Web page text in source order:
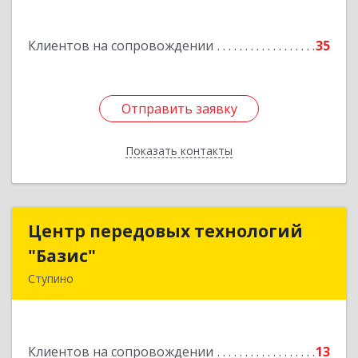
Клиентов на сопровождении 35
Отправить заявку
Показать контакты
Отправить заявку
Назад
Центр передовых технологий
"Базис"
Ступино
Клиентов на сопровождении
13
Центр передовых технологий
Подробнее